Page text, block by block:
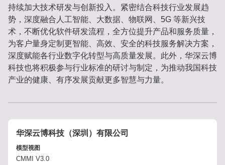
持续加大技术研发与创新投入。紧密结合科技行业发展趋
势，深度融合人工智能、大数据、物联网、5G 等新兴技
术，不断优化软件研发流程，全方位提升产品和服务质量，
为客户量身定制更智能、高效、安全的科技服务解决方案，
深度赋能各行业数字化转型与高质量发展。此外，华深云博
科技也将积极参与行业标准的研讨与制定，为推动我国科技
产业的健康、有序发展贡献更多智慧与力量。
华深云博科技（深圳）有限公司
模型视图
CMMI V3.0